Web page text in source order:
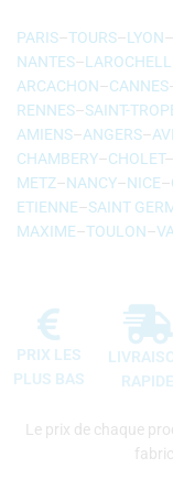
PARIS–TOURS–LYON–
NANTES–
ARCACHON–CANNES
RENNES–SAINT-
AMIENS–ANGERS–
CHAMBERY–CHOLET–
METZ–NANCY–NICE–
ETIENNE–SAINT
MAXIME–TOULON–
PRIX LES
PLUS BAS
RAPIDE
Le prix de chaque